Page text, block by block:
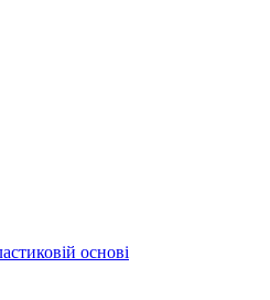
основі